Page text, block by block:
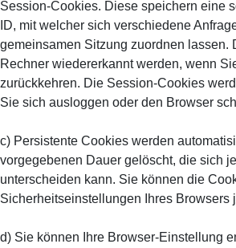
Session-Cookies. Diese speichern eine
ID, mit welcher sich verschiedene
gemeinsamen Sitzung zuordnen lassen.
Rechner wiedererkannt werden, wenn
zurückkehren. Die Session-Cookies
Sie sich ausloggen oder den Browser
c) Persistente Cookies werden
vorgegebenen Dauer gelöscht, die sich
unterscheiden kann. Sie können die
Sicherheitseinstellungen Ihres Browsers
d) Sie können Ihre Browser-Einstellung